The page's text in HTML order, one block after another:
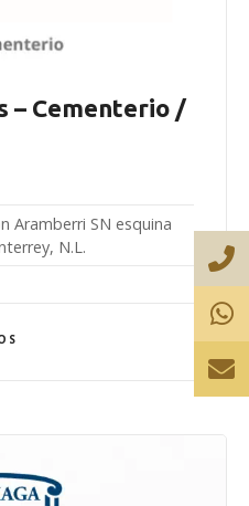
– Cementerio /
Aramberri SN esquina
N.L.